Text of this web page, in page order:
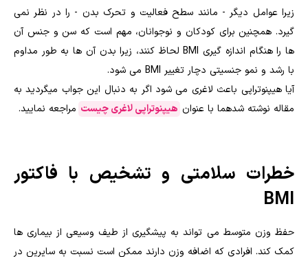
زیرا عوامل دیگر - مانند سطح فعالیت و تحرک بدن - را در نظر نمی
گیرد. همچنین برای کودکان و نوجوانان، مهم است که سن و جنس آن
ها را هنگام اندازه گیری BMI لحاظ کنند، زیرا بدن آن ها به طور مداوم
با رشد و نمو جنسیتی دچار تغییر BMI می شود.
آیا هیپنوتراپی باعث لاغری می شود اگر به دنبال این جواب میگردید به
مقاله نوشته شدهما با عنوان هیپنوتراپی لاغری چیست مراجعه نمایید.
خطرات سلامتی و تشخیص با فاکتور
BMI
حفظ وزن متوسط می تواند به پیشگیری از طیف وسیعی از بیماری ها
کمک کند. افرادی که اضافه وزن دارند ممکن است نسبت به سایرین در